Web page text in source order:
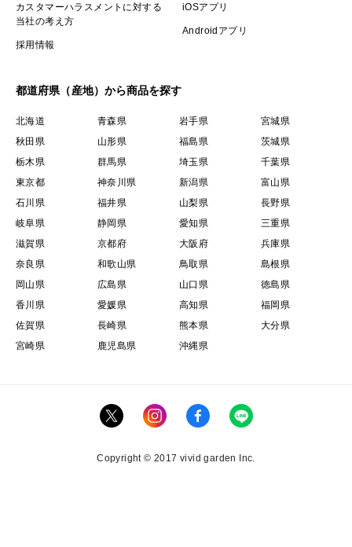
日常の料理に欠かせない、味の土台となる「常備菜の三
種の神器」です。どんなお料理に使っても、えぐみがな
てくれます。
カスタマーハラスメントに対する
当社の考え方
採用情報
iOSアプリ
Androidアプリ
都道府県（産地）から商品を探す
北海道 青森県 岩手県
宮城県
秋田県
山形県 福島県
茨城県
栃木県
群馬県 埼玉県
千葉県
東京都
神奈川県 新潟県
富山県
石川県
福井県 山梨県
長野県
岐阜県
静岡県 愛知県
三重県
滋賀県
京都府 大阪府
兵庫県
奈良県
和歌山県 鳥取県
島根県
岡山県
広島県 山口県
徳島県
香川県
愛媛県 高知県
福岡県
佐賀県
長崎県 熊本県
大分県
宮崎県
鹿児島県 沖縄県
Copyright © 2017 vivid garden Inc.